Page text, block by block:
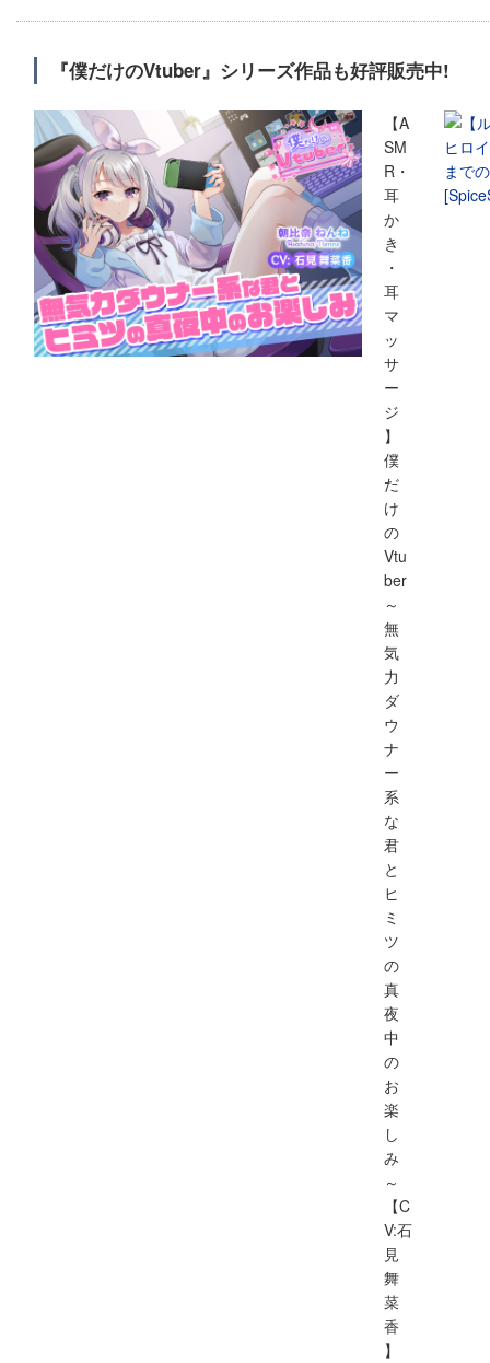
『僕だけのVtuber』シリーズ作品も好評販売中!
【A
SM
R・
耳
か
き
・
耳
マ
ッ
サ
ー
ジ
】
僕
だ
け
の
Vtu
ber
～
無
気
力
ダ
ウ
ナ
ー
系
な
君
と
ヒ
ミ
ツ
の
真
夜
中
の
お
楽
し
み
～
【C
V:石
見
舞
菜
香
】